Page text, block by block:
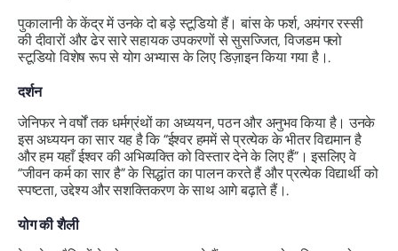
पुकालानी के केंद्र में उनके दो बड़े स्टूडियो हैं। बांस के फर्श, अयंगर रस्सी
की दीवारों और ढेर सारे सहायक उपकरणों से सुसज्जित, विजडम फ्लो
स्टूडियो विशेष रूप से योग अभ्यास के लिए डिज़ाइन किया गया है।.
दर्शन
जेनिफर ने वर्षों तक धर्मग्रंथों का अध्ययन, पठन और अनुभव किया है। उनके
इस अध्ययन का सार यह है कि “ईश्वर हममें से प्रत्येक के भीतर विद्यमान है
और हम यहाँ ईश्वर की अभिव्यक्ति को विस्तार देने के लिए हैं”। इसलिए वे
“जीवन कर्म का सार है” के सिद्धांत का पालन करते हैं और प्रत्येक विद्यार्थी को
स्पष्टता, उद्देश्य और सशक्तिकरण के साथ आगे बढ़ाते हैं।.
योग की शैली